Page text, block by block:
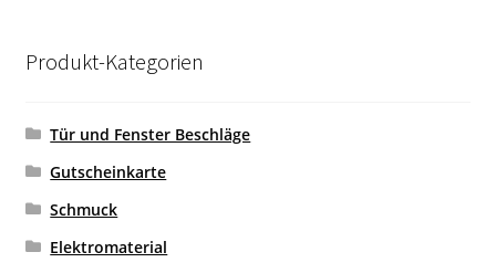
Produkt-Kategorien
Tür und Fenster Beschläge
Gutscheinkarte
Schmuck
Elektromaterial